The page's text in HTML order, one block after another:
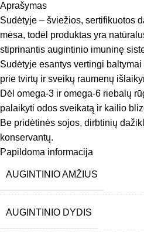
Aprašymas
Sudėtyje – šviežios, sertifikuotos
mėsa, todėl produktas yra
stiprinantis augintinio imuninę
Sudėtyje esantys vertingi
prie tvirtų ir sveikų raumenų
Dėl omega-3 ir omega-6 riebalų
palaikyti odos sveikatą ir kailio
Be pridėtinės sojos, dirbtinių
konservantų.
Papildoma informacija
AUGINTINIO AMŽIUS
AUGINTINIO DYDIS